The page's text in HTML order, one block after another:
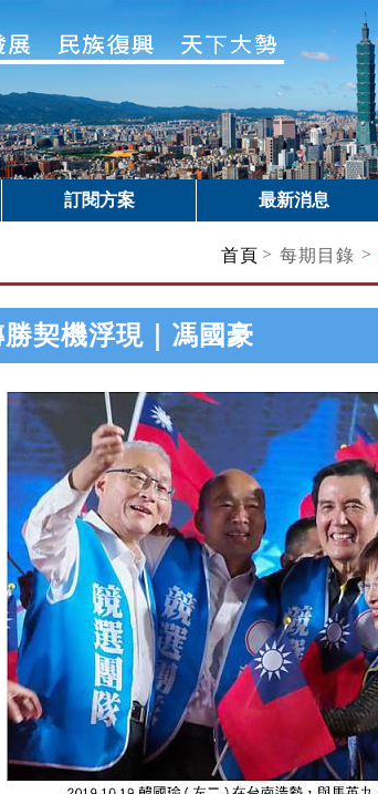
訂閱方案 最新消息
首頁 > 每期目錄 >
契機浮現｜馮國豪